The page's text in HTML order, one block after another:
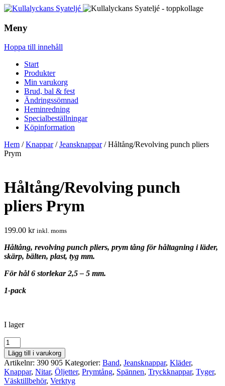
Meny
Hoppa till innehåll
Start
Produkter
Min varukorg
Brud, bal & fest
Ändringssömnad
Heminredning
Specialbeställningar
Köpinformation
Hem /Knappar/Jeansknappar/ Håltång/Revolving punch pliers
Prym
Håltång/Revolving punch
pliers Prym
199.00 kr inkl. moms
Håltång, revolving punch pliers, prym tång för håltagning i läder,
skärp, bälten, plast, tyg mm.
För hål 6 storlekar 2,5 – 5 mm.
1-pack
I lager
Håltång/Revolving
punch
pliers
Prym
mängd
Lägg till i varukorg
Artikelnr: 390 905 Kategorier: Band, Jeansknappar, Kläder,
Knappar, Nitar, Öljetter, Prymtång, Spännen, Tryckknappar, Tyger,
Väsktillbehör, Verktyg